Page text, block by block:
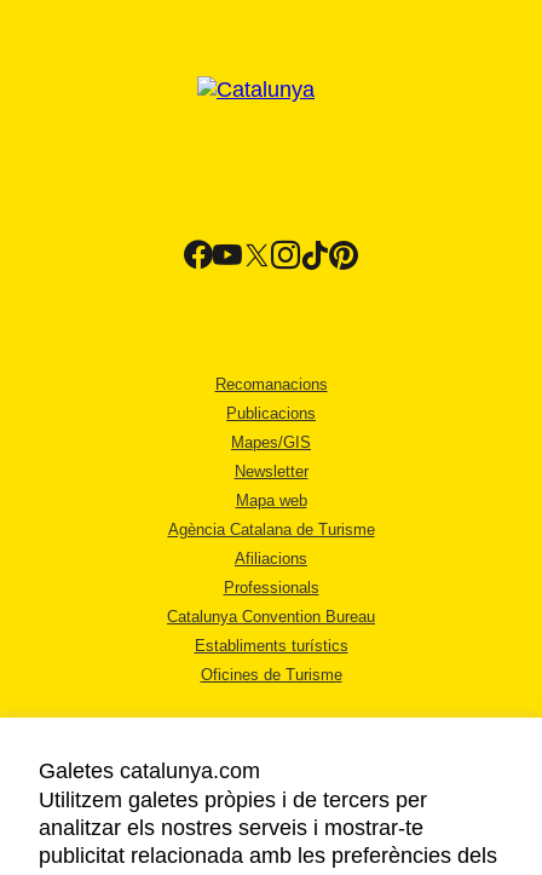
Recomanacions
Publicacions
Mapes/GIS
Newsletter
Mapa web
Agència Catalana de Turisme
Afiliacions
Professionals
Catalunya Convention Bureau
Establiments turístics
Oficines de Turisme
AVÍS LEGAL
Galetes catalunya.com
Utilitzem galetes pròpies i de tercers per
analitzar els nostres serveis i mostrar-te
publicitat relacionada amb les preferències dels